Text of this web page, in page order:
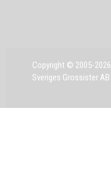
Copyright © 2005-2026
Sveriges Grossister AB